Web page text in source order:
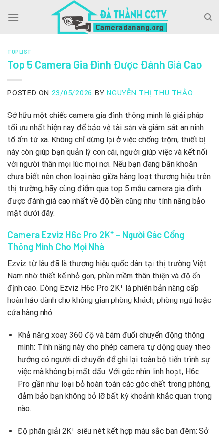
TOPLIST
Top 5 Camera Gia Đình Được Đánh Giá Cao
POSTED ON 23/05/2026 BY NGUYỄN THỊ THU THẢO
Sở hữu một chiếc camera gia đình thông minh là giải pháp
tối ưu nhất hiện nay để bảo vệ tài sản và giám sát an ninh
tổ ấm từ xa. Không chỉ dừng lại ở việc chống trộm, thiết bị
này còn giúp bạn quản lý con cái, người giúp việc và kết nối
với người thân mọi lúc mọi nơi. Nếu bạn đang băn khoăn
chưa biết nên chọn loại nào giữa hàng loạt thương hiệu trên
thị trường, hãy cùng điểm qua top 5 mẫu camera gia đình
được đánh giá cao nhất về độ bền cũng như tính năng bảo
mật dưới đây.
Camera Ezviz H6c Pro 2K⁺ – Người Gác Cổng
Thông Minh Cho Mọi Nhà
Ezviz từ lâu đã là thương hiệu quốc dân tại thị trường Việt
Nam nhờ thiết kế nhỏ gọn, phần mềm thân thiện và độ ổn
định cao. Dòng Ezviz H6c Pro 2K⁺ là phiên bản nâng cấp
hoàn hảo dành cho không gian phòng khách, phòng ngủ hoặc
cửa hàng nhỏ.
Khả năng xoay 360 độ và bám đuổi chuyển động thông
minh: Tính năng này cho phép camera tự động quay theo
hướng có người di chuyển để ghi lại toàn bộ tiến trình sự
việc mà không bị mất dấu. Với góc nhìn linh hoạt, H6c
Pro gần như loại bỏ hoàn toàn các góc chết trong phòng,
đảm bảo bạn không bỏ lỡ bất kỳ khoảnh khắc quan trọng
nào.
Độ phân giải 2K⁺ siêu nét kết hợp màu sắc ban đêm: Sở